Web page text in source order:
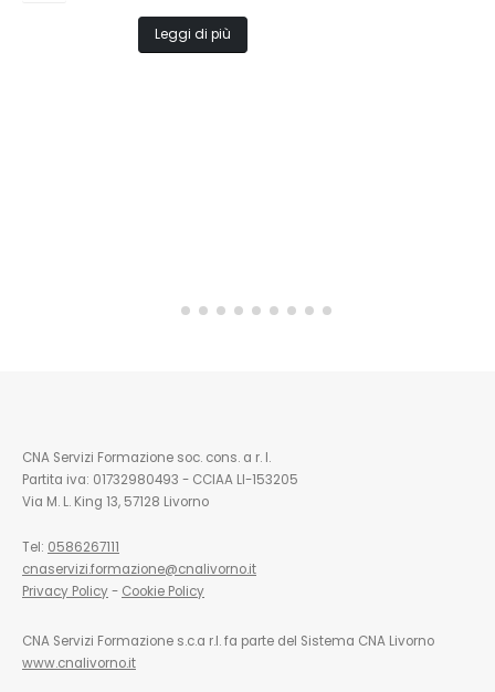
Leggi di più
CNA Servizi Formazione soc. cons. a r. l.
Partita iva: 01732980493 - CCIAA LI-153205
Via M. L. King 13, 57128 Livorno
Tel: 0586267111
cnaservizi.formazione@cnalivorno.it
Privacy Policy- Cookie Policy
CNA Servizi Formazione s.c.a r.l. fa parte del Sistema CNA Livorno
www.cnalivorno.it